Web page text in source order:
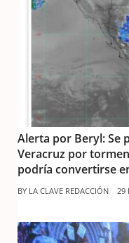
Alerta por Beryl: Se
Veracruz por
podría convertirse
BY LA CLAVE REDACCIÓN 29